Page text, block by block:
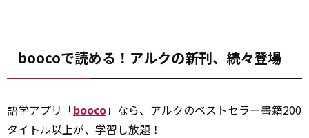
boocoで読める！アルクの新刊、続々登場
語学アプリ「booco」なら、アルクのベストセラー書籍200
タイトル以上が、学習し放題！